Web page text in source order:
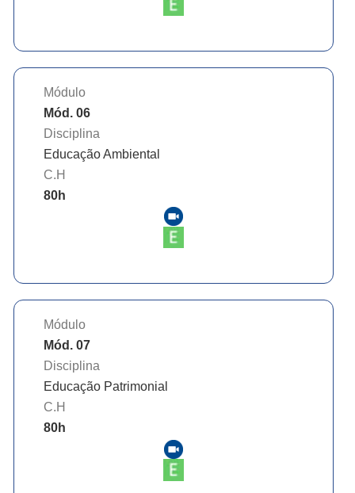
Módulo
Mód. 06
Disciplina
Educação Ambiental
C.H
80h
Módulo
Mód. 07
Disciplina
Educação Patrimonial
C.H
80h